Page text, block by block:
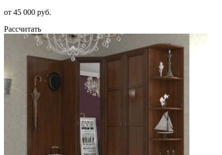
от 45 000 руб.
Рассчитать